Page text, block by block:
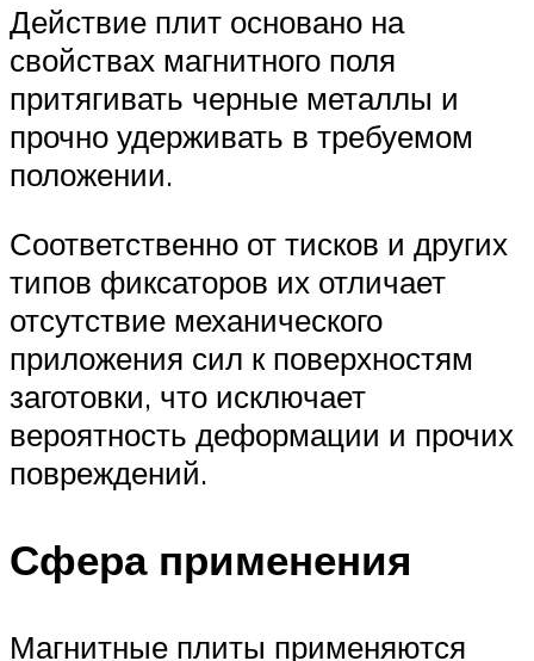
Действие плит основано на
свойствах магнитного поля
притягивать черные металлы и
прочно удерживать в требуемом
положении.
Соответственно от тисков и других
типов фиксаторов их отличает
отсутствие механического
приложения сил к поверхностям
заготовки, что исключает
вероятность деформации и прочих
повреждений.
Сфера применения
Магнитные плиты применяются